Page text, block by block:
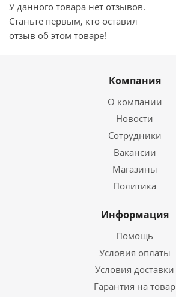
У данного товара нет отзывов.
Станьте первым, кто оставил
отзыв об этом товаре!
Компания
О компании
Новости
Сотрудники
Вакансии
Магазины
Политика
Информация
Помощь
Условия оплаты
Условия доставки
Гарантия на товар